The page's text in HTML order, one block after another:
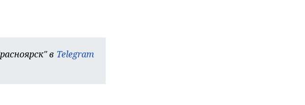
в Telegram